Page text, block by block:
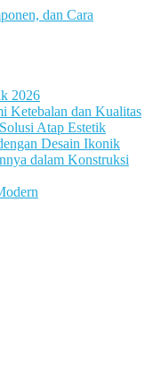
dan Cara
2026
Ketebalan dan Kualitas
Atap Estetik
Desain Ikonik
dalam Konstruksi